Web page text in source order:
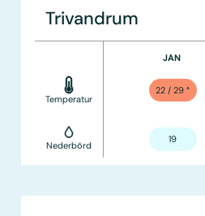
Trivandrum
Temperatur
Nederbörd
JAN
22 / 29 °
19